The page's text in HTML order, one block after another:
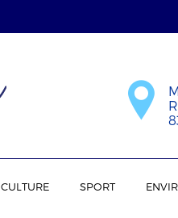
CULTURE SPORT